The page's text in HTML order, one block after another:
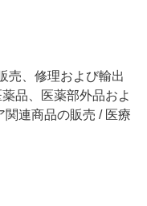
売、修理および輸出
品、医薬部外品およ
関連商品の販売 / 医療